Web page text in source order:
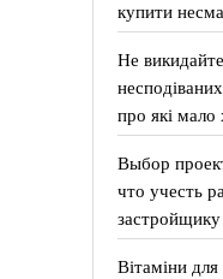
купити
Не
про які мало
Выбор
что учесть
застройщику
Вітаміни для